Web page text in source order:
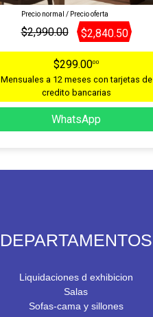
Precio normal / Precio oferta
$2,990.00 $2,840.50
$299.0000
Mensuales a 12 meses con tarjetas de
credito bancarias
WhatsApp
DEPARTAMENTOS
Liquidaciones d exhibicion
Salas
Sofas-cama y sillones